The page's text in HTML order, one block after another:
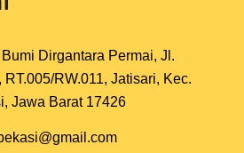
Dirgantara Permai, Jl.
RW.011, Jatisari, Kec.
Jawa Barat 17426